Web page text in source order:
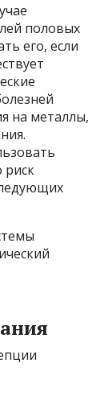
половых
его, если
на металлы,
риск